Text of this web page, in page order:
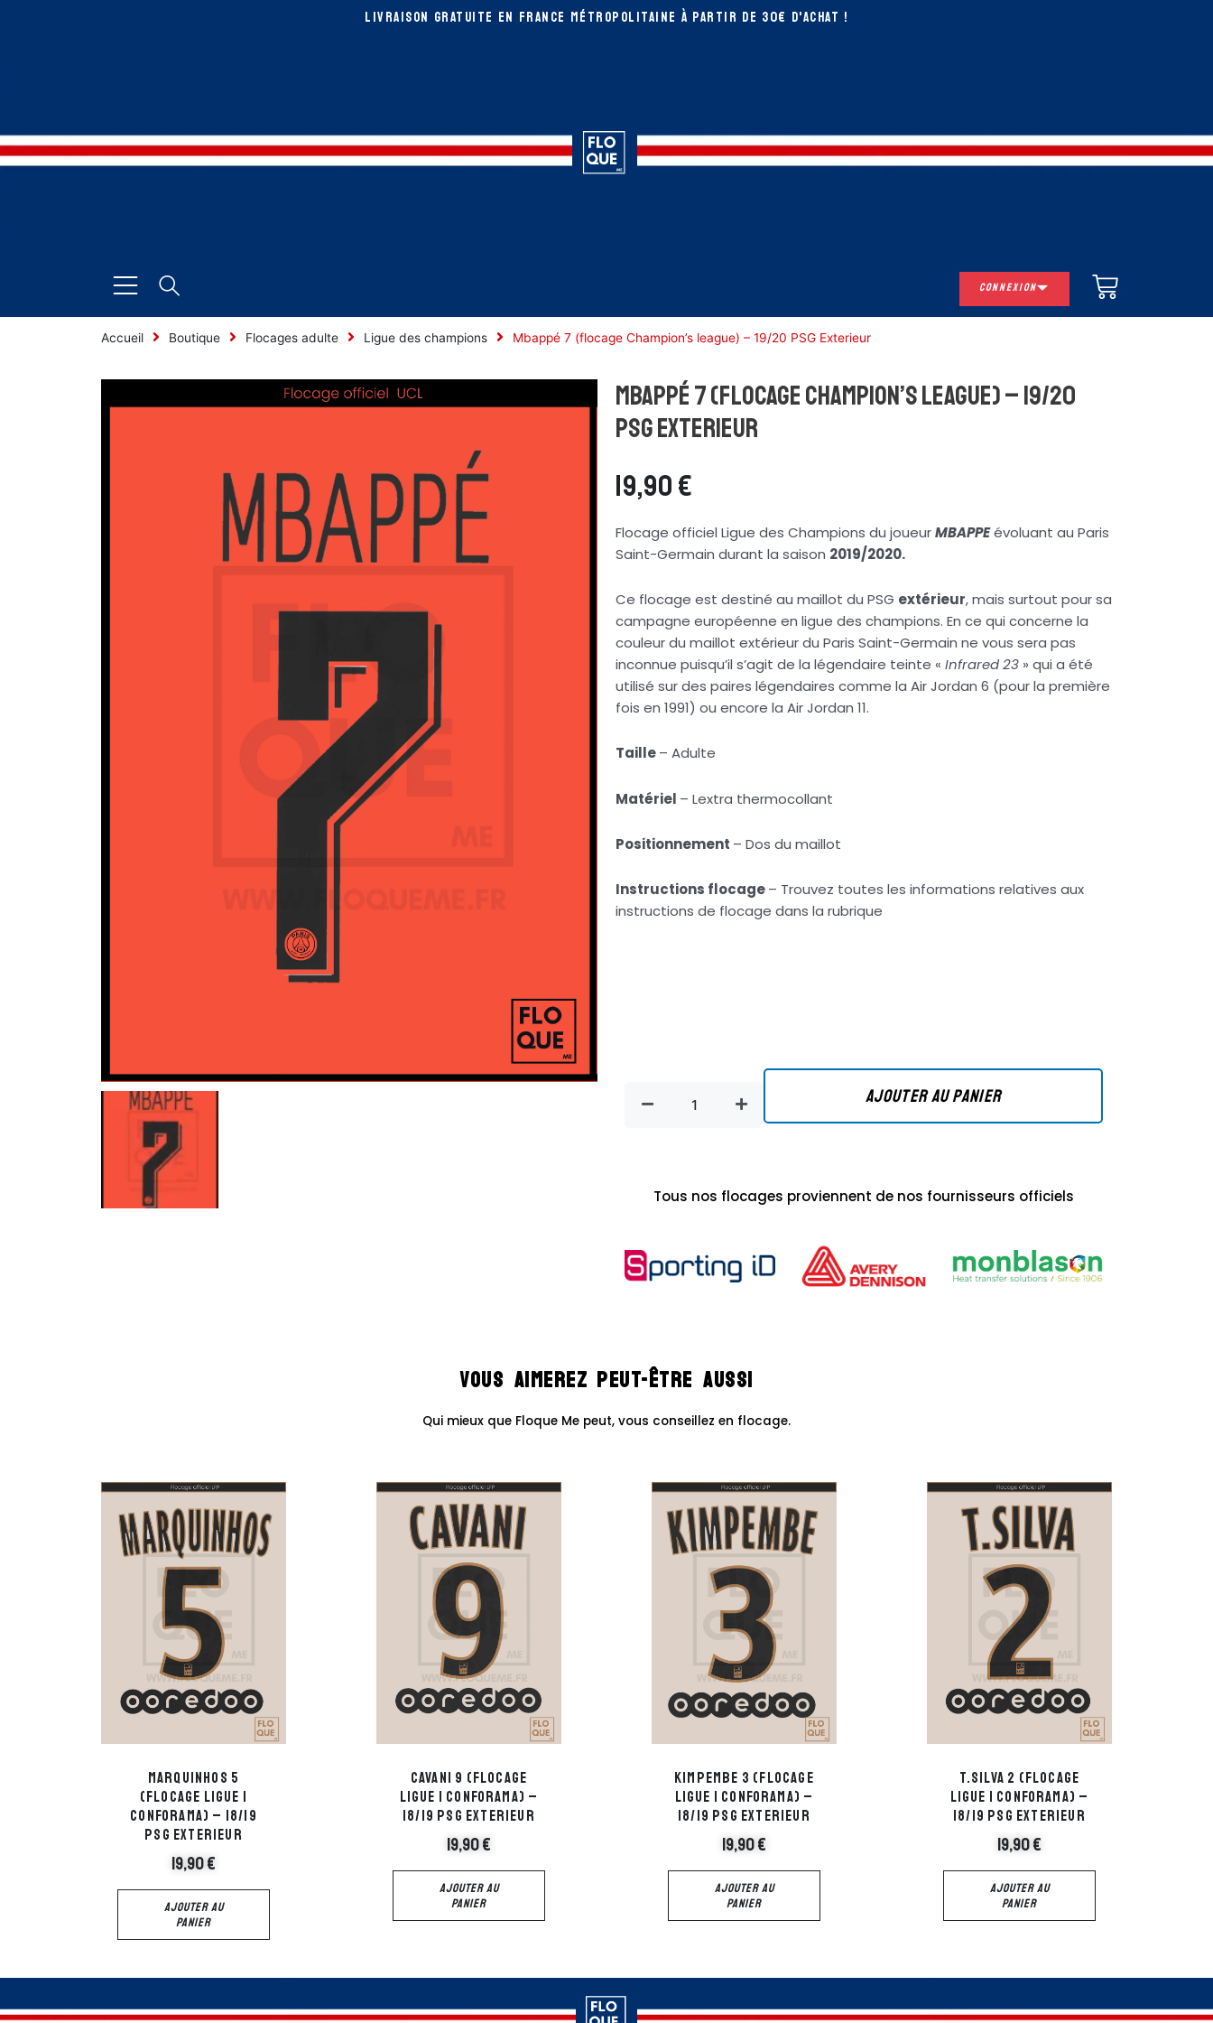
LIVRAISON GRATUITE EN FRANCE MÉTROPOLITAINE à partir de 30€ D'ACHAT !
CONNEXION Panier
Accueil Boutique Flocages adulte Ligue des champions Mbappé 7 (flocage Champion’s league) – 19/20 PSG Exterieur
Mbappé 7 (flocage Champion’s league) – 19/20
PSG Exterieur
19,90€
Flocage officiel Ligue des Champions du joueurMBAPPEévoluant au Paris
Saint-Germain durant la saison 2019/2020.
Ce flocage est destiné au maillot du PSG extérieur, mais surtout pour sa
campagne européenne en ligue des champions. En ce qui concerne la
couleur du maillot extérieur du Paris Saint-Germain ne vous sera pas
inconnue puisqu’il s’agit de la légendaire teinte « Infrared 23 » qui a été
utilisé sur des paires légendaires comme la Air Jordan 6 (pour la première
fois en 1991) ou encore la Air Jordan 11.
Taille– Adulte
Matériel – Lextra thermocollant
Positionnement – Dos du maillot
Instructions flocage– Trouvez toutes les informations relatives aux
instructions de flocage dans la rubrique
Champion's
19/20
PSG
AJOUTER AU PANIER
Tous nos flocages proviennent de nos fournisseurs officiels
Vous aimerez peut-être aussi
Qui mieux que Floque Me peut, vous conseillez en flocage.
Marquinhos 5
(flocage ligue 1
Conforama) – 18/19
PSG Exterieur
19,90€
AJOUTER AU
PANIER
Cavani 9 (flocage
ligue 1 Conforama) –
18/19 PSG Exterieur
19,90€
AJOUTER AU
PANIER
Kimpembe 3 (flocage
ligue 1 Conforama) –
18/19 PSG Exterieur
19,90€
AJOUTER AU
PANIER
T.Silva 2 (flocage
ligue 1 Conforama) –
18/19 PSG Exterieur
19,90€
AJOUTER AU
PANIER